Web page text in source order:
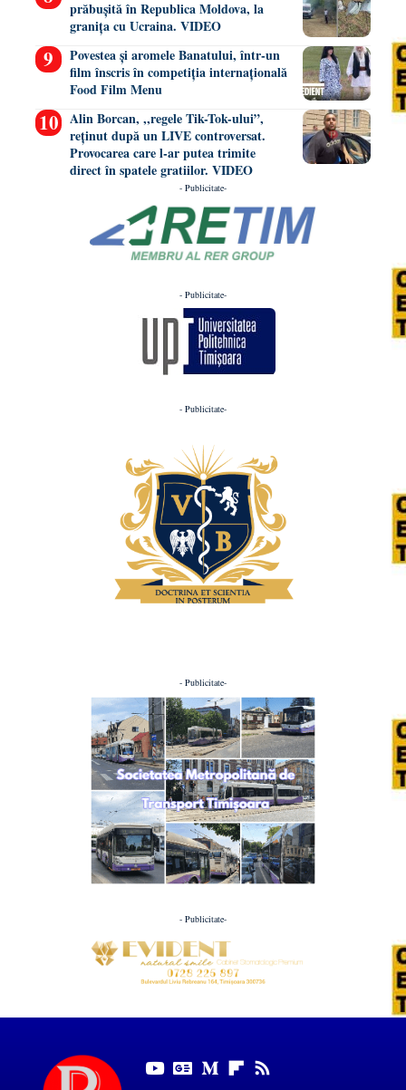
prăbușită în Republica Moldova, la
granița cu Ucraina. VIDEO
Povestea și aromele Banatului, într-un
film înscris în competiția internațională
Food Film Menu
Alin Borcan, ,,regele Tik-Tok-ului”,
reținut după un LIVE controversat.
Provocarea care l-ar putea trimite
direct în spatele gratiilor. VIDEO
- Publicitate-
- Publicitate-
- Publicitate-
- Publicitate-
- Publicitate-